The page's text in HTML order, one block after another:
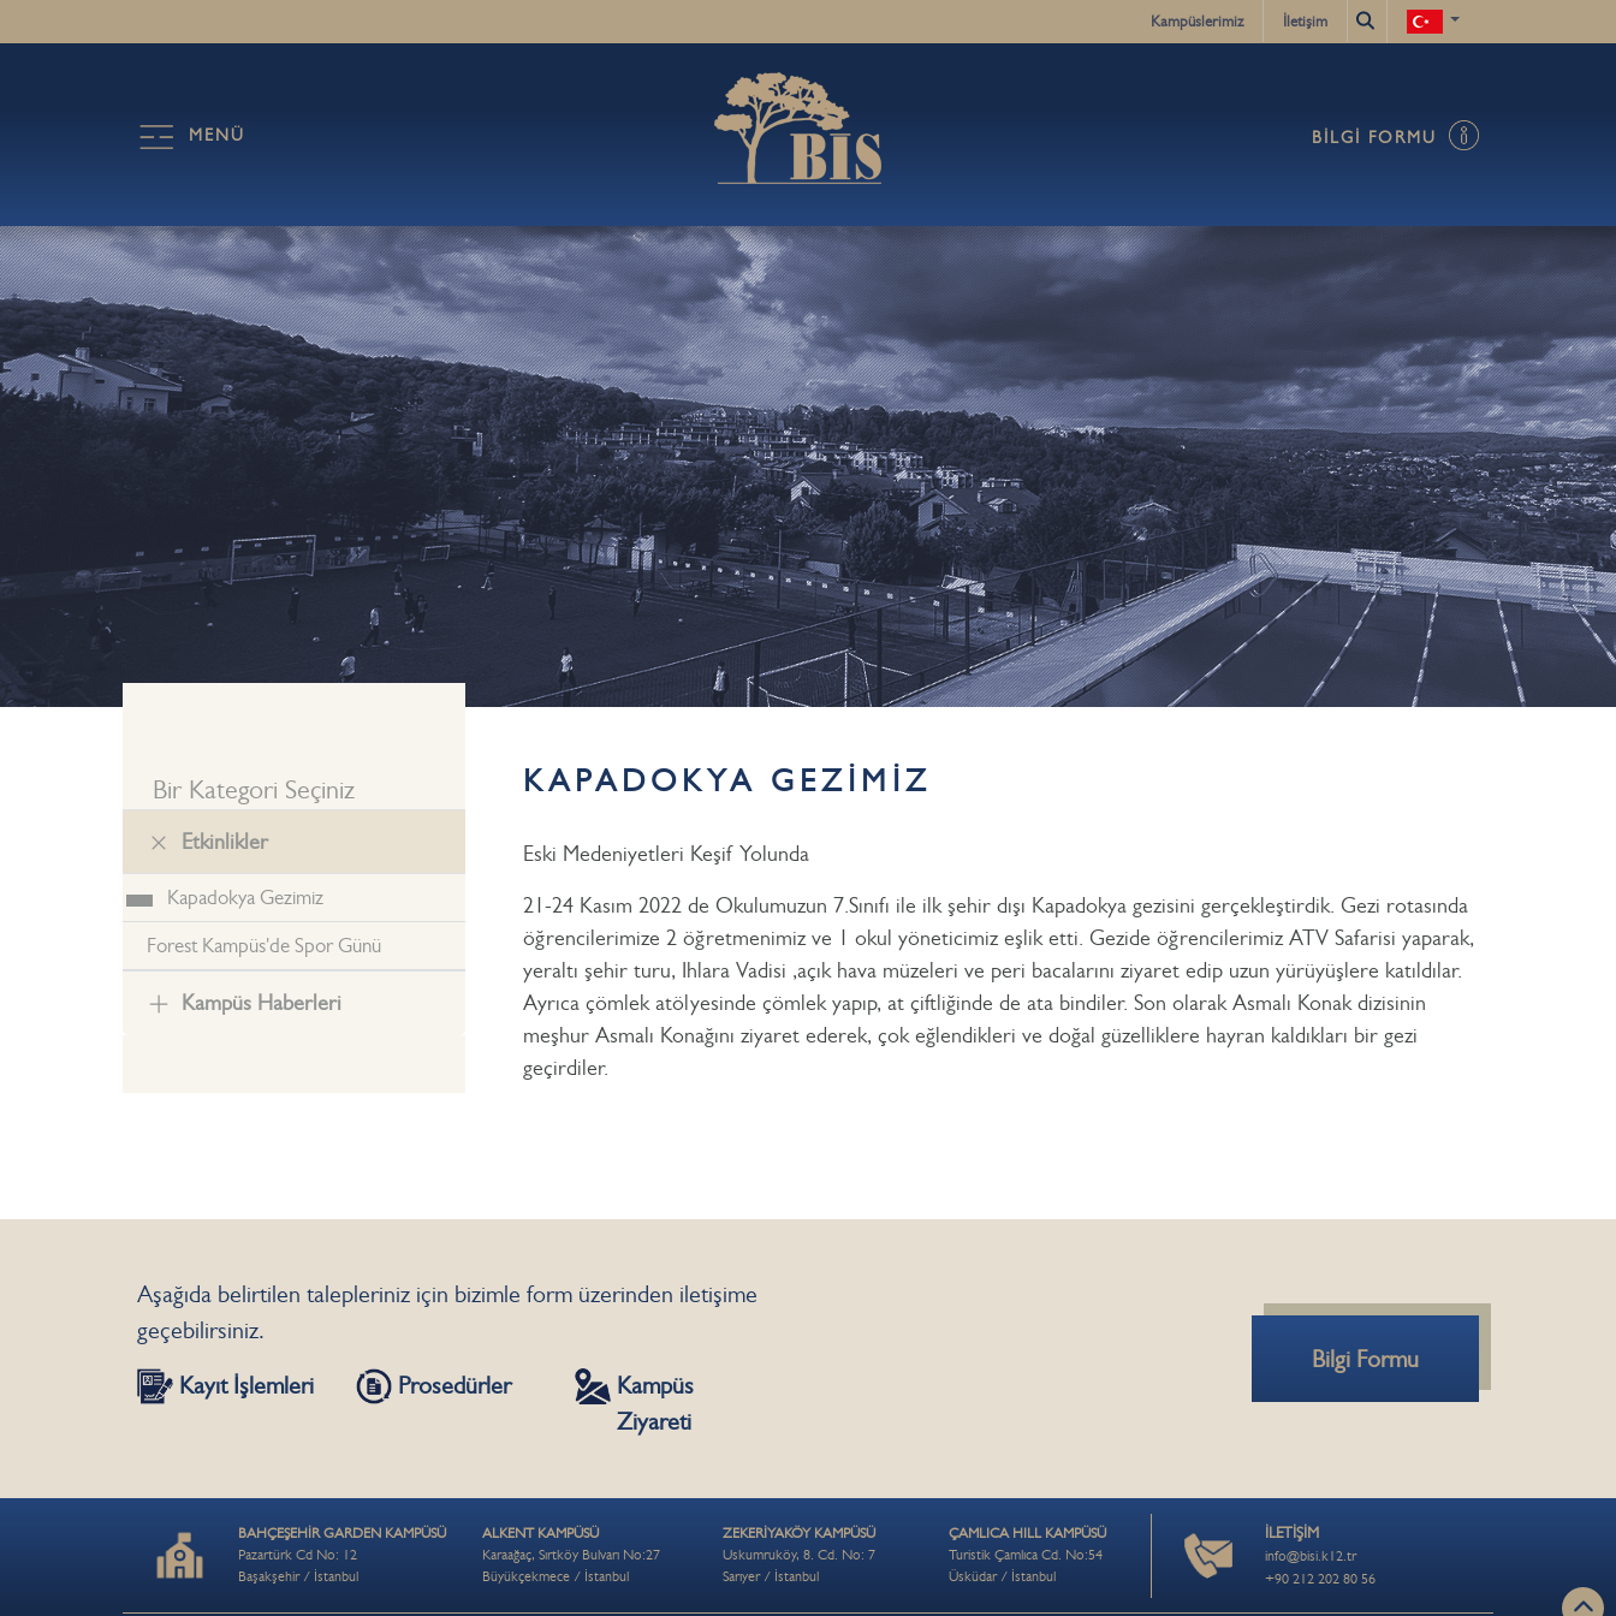
SAĞLIK VE GÜVENLİK
SSS
KVKK AYDINLATMA METNİ
KARİYER
KURUMSAL YAPI
ORTAOKUL
AKADEMİK PROGRAMLAR
ÖĞRENME DESTEK BİRİMİ
REHBERLİK VE PSİKOLOJİK DNŞ.
YARATICI SANATLAR
ÖĞRENCİLER İÇİN
ÖĞRENCİ KULÜPLERİ
ÜNİFORMA
YAZ OKULU OKUL AİLE BİRLİĞİ İLETİŞİM
Kampüslerimiz İletişim
MENÜ BİLGİ FORMU
Bir Kategori Seçiniz
Etkinlikler
Kapadokya Gezimiz
Forest Kampüs'de Spor Günü
Kampüs Haberleri
KAPADOKYA GEZIMIZ
Eski Medeniyetleri Keşif Yolunda
21-24 Kasım 2022 de Okulumuzun 7.Sınıfı ile ilk şehir dışı Kapadokya gezisini gerçekleştirdik. Gezi rotasında
öğrencilerimize 2 öğretmenimiz ve 1 okul yöneticimiz eşlik etti. Gezide öğrencilerimiz ATV Safarisi yaparak,
yeraltı şehir turu, Ihlara Vadisi ,açık hava müzeleri ve peri bacalarını ziyaret edip uzun yürüyüşlere katıldılar.
Ayrıca çömlek atölyesinde çömlek yapıp, at çiftliğinde de ata bindiler. Son olarak Asmalı Konak dizisinin
meşhur Asmalı Konağını ziyaret ederek, çok eğlendikleri ve doğal güzelliklere hayran kaldıkları bir gezi
geçirdiler.
Aşağıda belirtilen talepleriniz için bizimle form üzerinden iletişime
geçebilirsiniz.
Kayıt İşlemleri
Prosedürler
Kampüs
Ziyareti
Bilgi Formu
BAHÇEŞEHİR GARDEN KAMPÜSÜ
Pazartürk Cd No: 12
Başakşehir / İstanbul
ALKENT KAMPÜSÜ
Karaağaç, Sırtköy Bulvarı No:27
Büyükçekmece / İstanbul
ZEKERİYAKÖY KAMPÜSÜ
Uskumruköy, 8. Cd. No: 7
Sarıyer / İstanbul
ÇAMLICA HILL KAMPÜSÜ
Turistik Çamlıca Cd. No:54
Üsküdar / İstanbul
İLETİŞİM
info@bisi.k12.tr
+90 212 202 80 56